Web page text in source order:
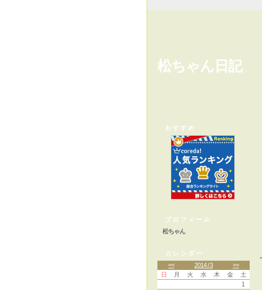
松ちゃん日記
おすすめ
プロフィール
松ちゃん
カレンダー
<<
2014 / 3
>>
日
月 火 水 木 金
土
1